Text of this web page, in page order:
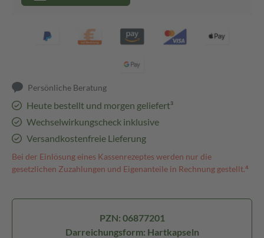
Persönliche Beratung
Heute bestellt und morgen geliefert³
Wechselwirkungscheck inklusive
Versandkostenfreie Lieferung
Bei der Einlösung eines Kassenrezeptes werden nur die
gesetzlichen Zuzahlungen und Eigenanteile in Rechnung gestellt.⁴
PZN: 06877201
Darreichungsform: Hartkapseln